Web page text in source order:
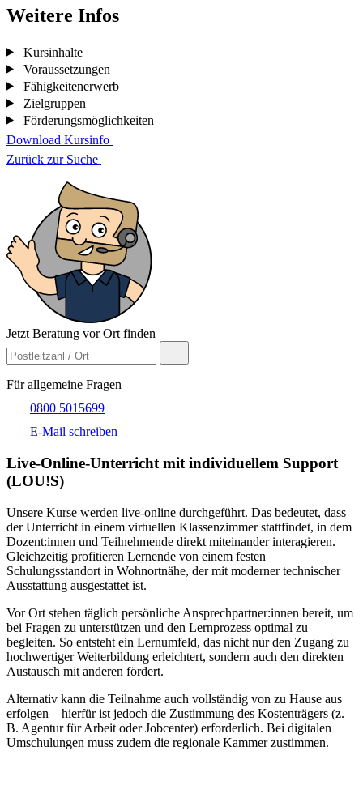
Weitere Infos
Kursinhalte
Voraussetzungen
Fähigkeitenerwerb
Zielgruppen
Förderungsmöglichkeiten
Download Kursinfo
Zurück zur Suche
Jetzt Beratung vor Ort finden
Für allgemeine Fragen
0800 5015699
E-Mail schreiben
Live-​Online-Unterricht mit individuellem Support
(LOU!S)
Unsere Kurse werden live-online durchgeführt. Das bedeutet, dass
der Unterricht in einem virtuellen Klassenzimmer stattfindet, in dem
Dozent:innen und Teilnehmende direkt miteinander interagieren.
Gleichzeitig profitieren Lernende von einem festen
Schulungsstandort in Wohnortnähe, der mit moderner technischer
Ausstattung ausgestattet ist.
Vor Ort stehen täglich persönliche Ansprechpartner:innen bereit, um
bei Fragen zu unterstützen und den Lernprozess optimal zu
begleiten. So entsteht ein Lernumfeld, das nicht nur den Zugang zu
hochwertiger Weiterbildung erleichtert, sondern auch den direkten
Austausch mit anderen fördert.
Alternativ kann die Teilnahme auch vollständig von zu Hause aus
erfolgen – hierfür ist jedoch die Zustimmung des Kostenträgers (z.
B. Agentur für Arbeit oder Jobcenter) erforderlich. Bei digitalen
Umschulungen muss zudem die regionale Kammer zustimmen.